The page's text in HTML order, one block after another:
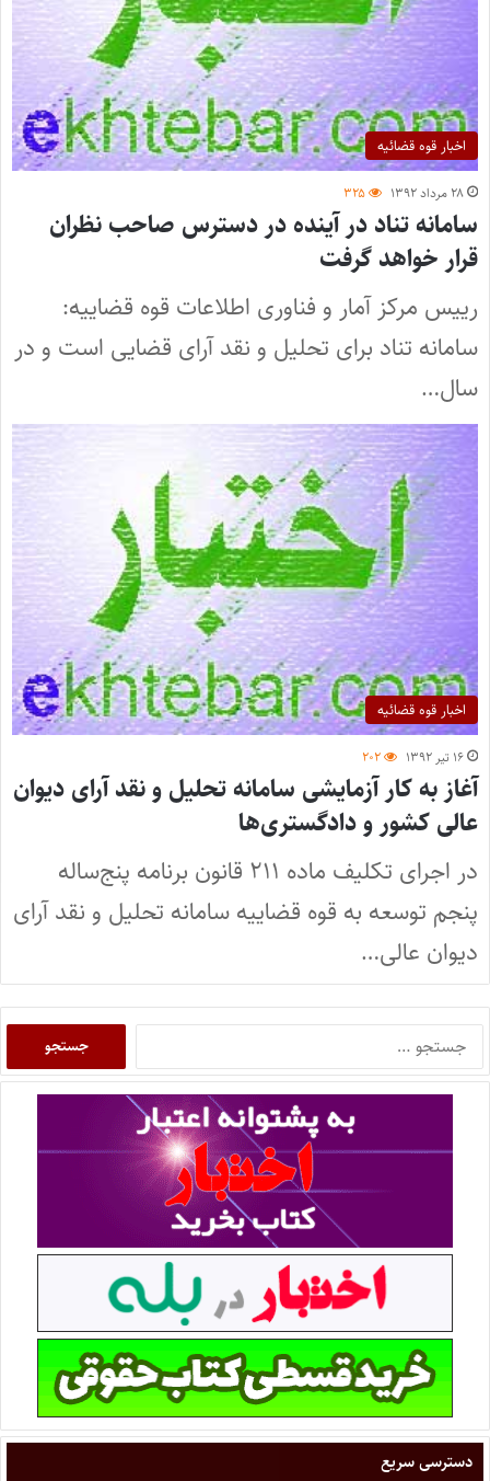
اخبار قوه قضائیه
۲۸ مرداد ۱۳۹۲ ۳۲۵
سامانه تناد در آینده در دسترس صاحب نظران
قرار خواهد گرفت
رییس مرکز آمار و فناوری اطلاعات قوه قضاییه:
سامانه تناد برای تحلیل و نقد آرای قضایی است و در
سال…
اخبار قوه قضائیه
۱۶ تیر ۱۳۹۲ ۲۰۲
آغاز به کار آزمایشی سامانه تحلیل و نقد آرای دیوان
عالی کشور و دادگستری‌ها
در اجرای تکلیف ماده ۲۱۱ قانون برنامه پنج‌ساله
پنجم توسعه به قوه قضاییه سامانه تحلیل و نقد آرای
دیوان عالی…
دسترسی سریع